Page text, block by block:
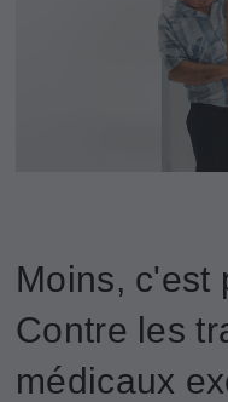
Moins, c'est
Contre les
médicaux